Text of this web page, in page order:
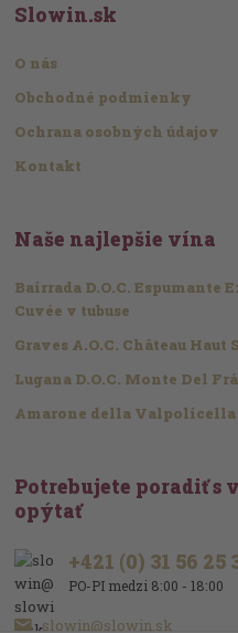
Slowin.sk
O nás
Obchodné podmienky
Ochrana osobných údajov
Kontakt
Naše najlepšie vína
Bairrada D.O.C. Espumante
Cuvée v tubuse
Graves A.O.C. Château Haut
Lugana D.O.C. Monte Del Frá
Amarone della Valpolicella
Potrebujete poradiť s
opýtať
+421 (0) 31 56 25
PO-PI medzi 8:00 - 18:00
slowin@slowin.sk